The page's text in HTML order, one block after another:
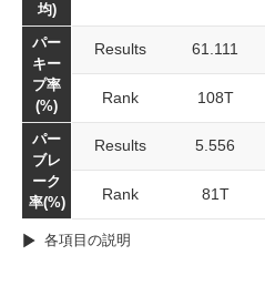
均)
パー
キー
プ率
(%)
Results 61.111
Rank 108T
パー
ブレ
ーク
率(%)
Results 5.556
Rank 81T
各項目の説明